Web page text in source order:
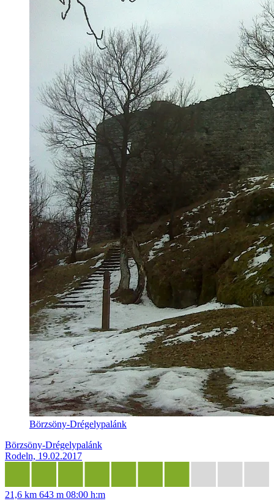
Börzsöny-Drégelypalánk
Börzsöny-Drégelypalánk
Rodeln, 19.02.2017
21,6 km 643 m 08:00 h:m